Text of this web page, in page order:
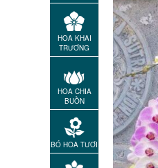
HOA KHAI
TRƯƠNG
HOA CHIA
BUỒN
BÓ HOA TƯƠI